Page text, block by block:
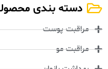
دسته بندی
مراقبت پوست
مراقبت مو